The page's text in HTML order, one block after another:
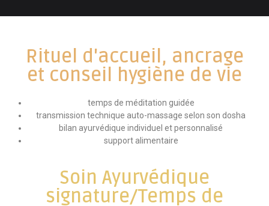
Rituel d'accueil, ancrage
et conseil hygiène de vie
temps de méditation guidée
transmission technique auto-massage selon son dosha
bilan ayurvédique individuel et personnalisé
support alimentaire
Soin Ayurvédique
signature/Temps de